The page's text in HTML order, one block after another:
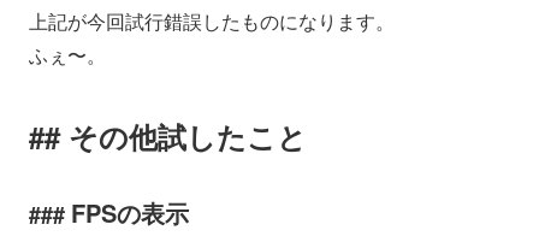
上記が今回試行錯誤したものになります。
ふぇ〜。
その他試したこと
FPSの表示